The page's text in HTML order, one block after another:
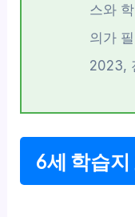
스와
의가
2023,
6세 학습지